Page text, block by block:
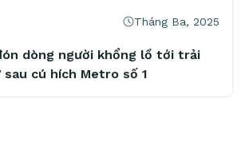
Tháng Ba, 2025
dòng người khổng lồ tới trải
sau cú hích Metro số 1